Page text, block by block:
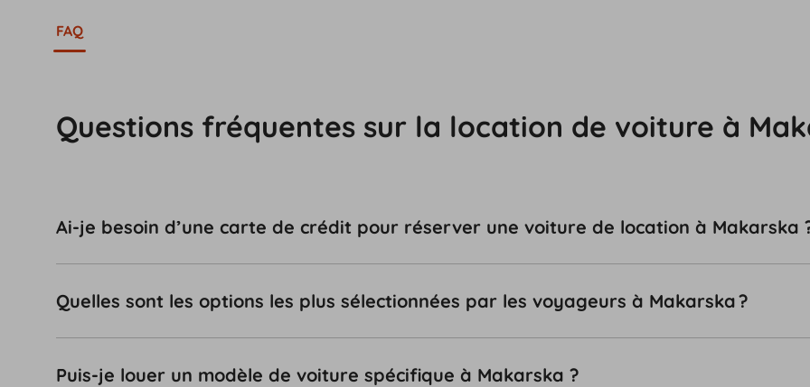
FAQ
Questions fréquentes sur la location de voiture à
Ai-je besoin d’une carte de crédit pour réserver une voiture de location à Makarska
Quelles sont les options les plus sélectionnées par les voyageurs à Makarska ?
Puis-je louer un modèle de voiture spécifique à Makarska ?